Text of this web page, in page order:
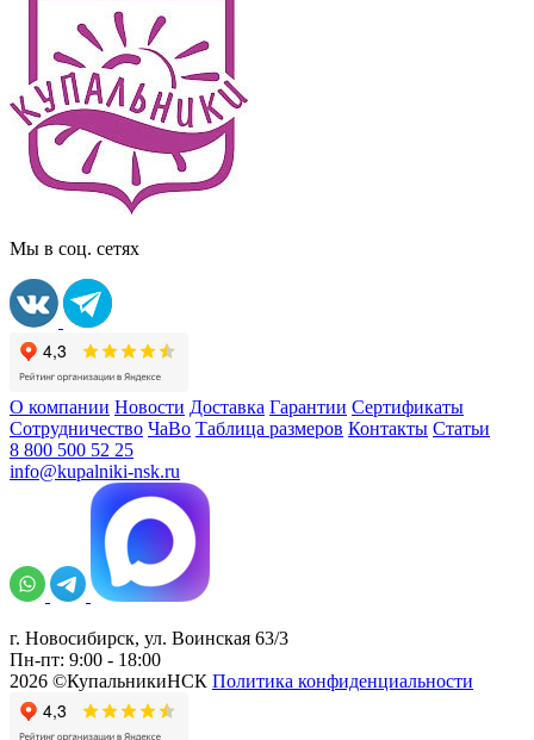
Мы в соц. сетях
О компании Новости Доставка Гарантии Сертификаты
Сотрудничество ЧаВо Таблица размеров Контакты Статьи
8 800 500 52 25
info@kupalniki-nsk.ru
г. Новосибирск, ул. Воинская 63/3
Пн-пт: 9:00 - 18:00
2026 ©КупальникиНСК Политика конфиденциальности